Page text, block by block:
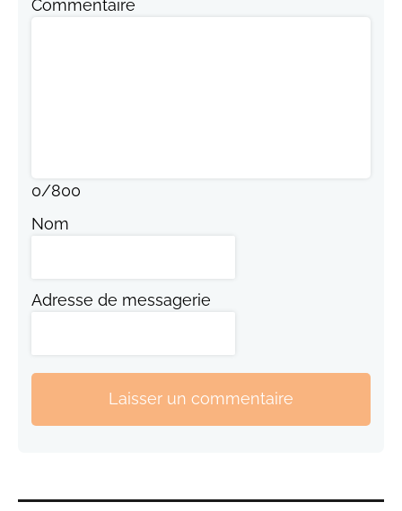
Commentaire
0/800
Nom
Adresse de messagerie
Laisser un commentaire